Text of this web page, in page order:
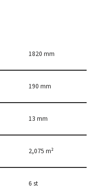
1820 mm
190 mm
13 mm
2,075 m²
6 st